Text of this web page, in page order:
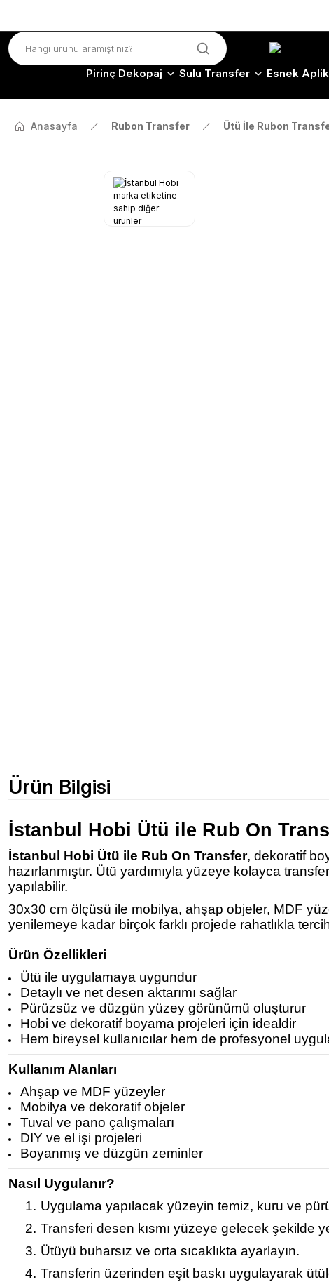
Pirinç Dekopaj Sulu Transfer Esnek
Anasayfa Rubon Transfer Ütü İle Rubon
Ürün Bilgisi
İstanbul Hobi Ütü ile Rub On
İstanbul Hobi Ütü ile Rub On Transfer, dekoratif
hazırlanmıştır. Ütü yardımıyla yüzeye kolayca
yapılabilir.
30x30 cm ölçüsü ile mobilya, ahşap objeler, MDF
yenilemeye kadar birçok farklı projede rahatlıkla
Ürün Özellikleri
Ütü ile uygulamaya uygundur
Detaylı ve net desen aktarımı sağlar
Pürüzsüz ve düzgün yüzey görünümü oluşturur
Hobi ve dekoratif boyama projeleri için idealdir
Hem bireysel kullanıcılar hem de profesyonel
Kullanım Alanları
Ahşap ve MDF yüzeyler
Mobilya ve dekoratif objeler
Tuval ve pano çalışmaları
DIY ve el işi projeleri
Boyanmış ve düzgün zeminler
Nasıl Uygulanır?
1. Uygulama yapılacak yüzeyin temiz, kuru ve
2. Transferi desen kısmı yüzeye gelecek şekilde
3. Ütüyü buharsız ve orta sıcaklıkta ayarlayın.
4. Transferin üzerinden eşit baskı uygulayarak